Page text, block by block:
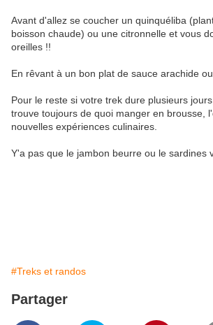
Avant d'allez se coucher un quinquéliba
boisson chaude) ou une citronnelle et vous
oreilles !!
En rêvant à un bon plat de sauce arachide
Pour le reste si votre trek dure plusieurs
trouve toujours de quoi manger en brousse,
nouvelles expériences culinaires.
Y'a pas que le jambon beurre ou le sardines
#Treks et randos
Partager